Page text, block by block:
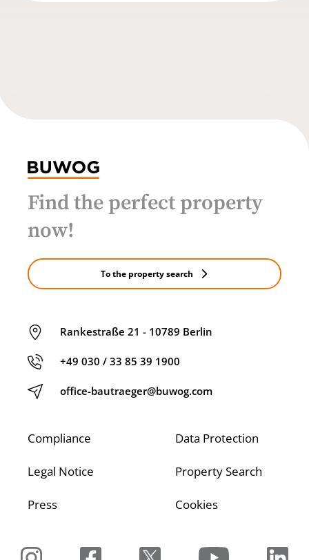
Rankestraße 21 - 10789 Berlin
+49 030 / 33 85 39 1900
office-bautraeger@buwog.com
Compliance
Legal Notice
Press
Data Protection
Property Search
Cookies
Find the perfect property
now!
To the property search